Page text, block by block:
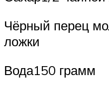
Чёрный перец
ложки
Вода150 грамм